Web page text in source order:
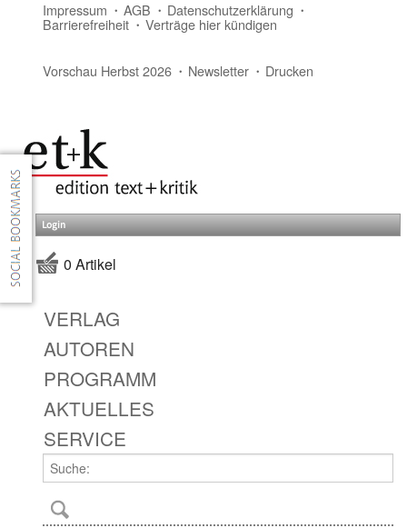
Impressum AGB Datenschutzerklärung
Barrierefreiheit Verträge hier kündigen
Vorschau Herbst 2026 Newsletter Drucken
Login
0 Artikel
VERLAG
AUTOREN
PROGRAMM
AKTUELLES
SERVICE